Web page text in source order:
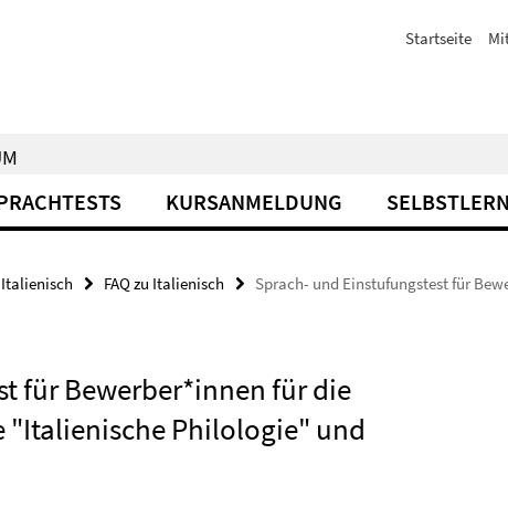
Startseite
KURSANMELDUNG
Italienisch FAQ zu Italienisch
Sprach- und Einstufungstest für
für Bewerber*innen für die
"Italienische Philologie" und